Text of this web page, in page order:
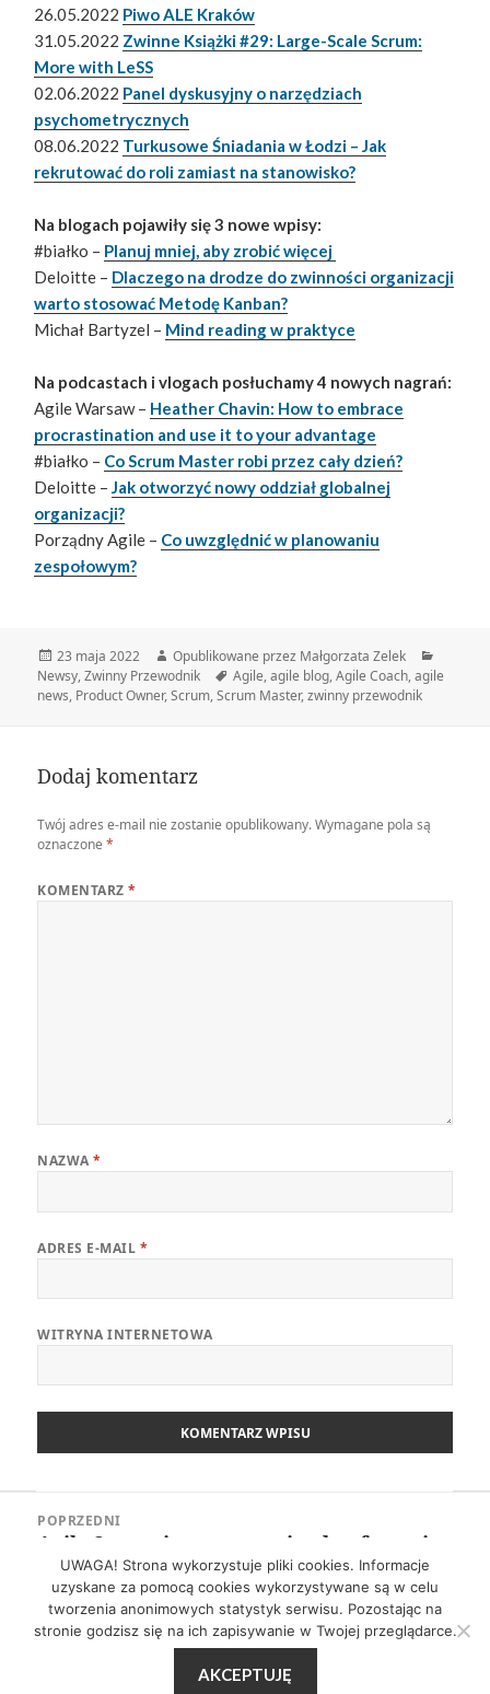
26.05.2022 Piwo ALE Kraków
31.05.2022 Zwinne Książki #29: Large-Scale Scrum:
More with LeSS
02.06.2022 Panel dyskusyjny o narzędziach
psychometrycznych
08.06.2022 Turkusowe Śniadania w Łodzi – Jak
rekrutować do roli zamiast na stanowisko?
Na blogach pojawiły się 3 nowe wpisy:
#białko – Planuj mniej, aby zrobić więcej
Deloitte – Dlaczego na drodze do zwinności organizacji
warto stosować Metodę Kanban?
Michał Bartyzel – Mind reading w praktyce
Na podcastach i vlogach posłuchamy 4 nowych nagrań:
Agile Warsaw – Heather Chavin: How to embrace
procrastination and use it to your advantage
#białko – Co Scrum Master robi przez cały dzień?
Deloitte –Jak otworzyć nowy oddział globalnej
organizacji?
Porządny Agile – Co uwzględnić w planowaniu
zespołowym?
Data
publikacji
23 maja 2022 Autor
Opublikowane przez Małgorzata Zelek
Newsy,Zwinny Przewodnik Tagi
Agile,agile blog,Agile Coach,agile
news, Product Owner,Scrum,Scrum Master,zwinny przewodnik
Dodaj komentarz
Twój adres e-mail nie zostanie opublikowany. Wymagane pola są
oznaczone*
KOMENTARZ*
NAZWA*
ADRES E-MAIL *
WITRYNA INTERNETOWA
wpisu
POPRZEDNI
Poprzedni
wpis:
Agile Swarming – co czyni tę konferencję
wyjątkową
NASTĘPNY
Zwinny Przewodnik – 30.05.2022
UWAGA! Strona wykorzystuje pliki cookies. Informacje
uzyskane za pomocą cookies wykorzystywane są w celu
tworzenia anonimowych statystyk serwisu. Pozostając na
stronie godzisz się na ich zapisywanie w Twojej przeglądarce.
AKCEPTUJĘ